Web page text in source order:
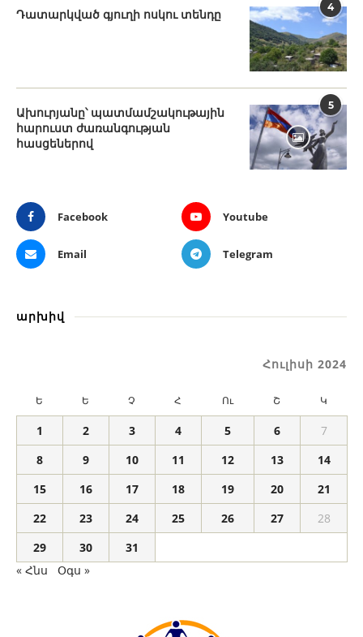
4
Դատարկված գյուղի ոսկու տենդը
5
Ախուրյանը՝ պատմամշակութային
հարուստ ժառանգության
հասցեներով
Facebook Youtube
Email Telegram
արխիվ
Հուլիսի 2024
Ե Ե Չ Հ Ու Շ Կ
1 2 3 4 5 6
7
8
9 10 11 12 13
14
15
16 17 18 19 20
21
22
23 24 25 26 27
28
29
30
31
« Հնս
Օգս »